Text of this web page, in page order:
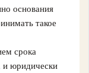
основания
такое
срока
и юридически